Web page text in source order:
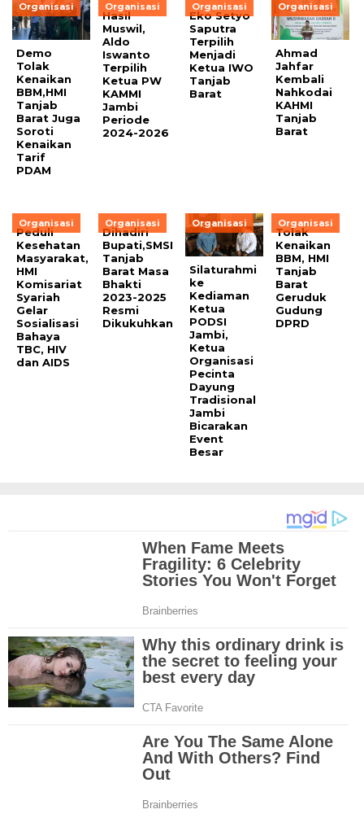
Organisasi
Demo
Tolak
Kenaikan
BBM,HMI
Tanjab
Barat Juga
Soroti
Kenaikan
Tarif
PDAM
Organisasi
Hasil
Muswil,
Aldo
Iswanto
Terpilih
Ketua PW
KAMMI
Jambi
Periode
2024-2026
Organisasi
Eko Setyo
Saputra
Terpilih
Menjadi
Ketua IWO
Tanjab
Barat
Organisasi
Ahmad
Jahfar
Kembali
Nahkodai
KAHMI
Tanjab
Barat
Organisasi
Peduli
Kesehatan
Masyarakat,
HMI
Komisariat
Syariah
Gelar
Sosialisasi
Bahaya
TBC, HIV
dan AIDS
Organisasi
Dihadiri
Bupati,SMSI
Tanjab
Barat Masa
Bhakti
2023-2025
Resmi
Dikukuhkan
Organisasi
Silaturahmi
ke
Kediaman
Ketua
PODSI
Jambi,
Ketua
Organisasi
Pecinta
Dayung
Tradisional
Jambi
Bicarakan
Event
Besar
Organisasi
Tolak
Kenaikan
BBM, HMI
Tanjab
Barat
Geruduk
Gudung
DPRD